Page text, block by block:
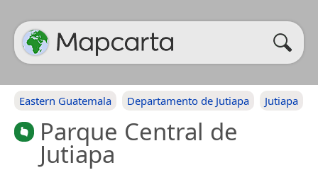
Eastern Guatemala Departamento de Jutiapa Jutiapa
Parque Central de
Jutiapa